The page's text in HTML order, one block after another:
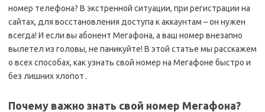
номер телефона? В экстренной ситуации, при регистрации на
сайтах, для восстановления доступа к аккаунтам – он нужен
всегда! И если вы абонент Мегафона, а ваш номер внезапно
вылетел из головы, не паникуйте! В этой статье мы расскажем
о всех способах, как узнать свой номер на Мегафоне быстро и
без лишних хлопот․
Почему важно знать свой номер Мегафона?